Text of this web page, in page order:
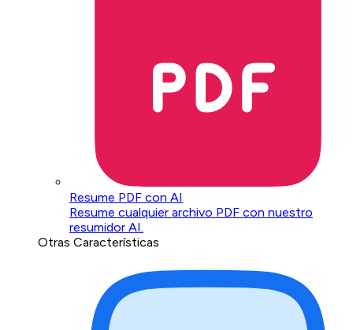
Resume PDF con AI
Resume cualquier archivo PDF con nuestro
resumidor AI.
Otras Características